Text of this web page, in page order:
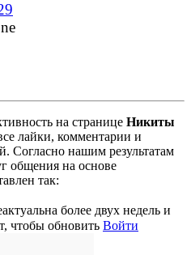
на странице Никиты
лайки, комментарии и
Согласно нашим результатам
общения на основе
так:
более двух недель и
чтобы обновить Войти